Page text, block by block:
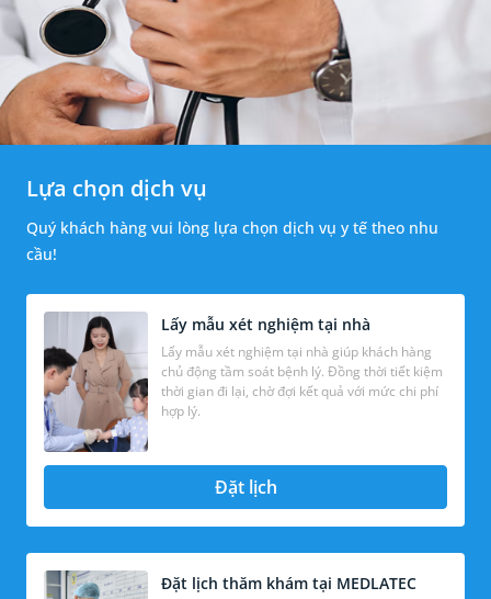
Lựa chọn dịch vụ
Quý khách hàng vui lòng lựa chọn dịch vụ y tế theo nhu
cầu!
Lấy mẫu xét nghiệm tại nhà
Lấy mẫu xét nghiệm tại nhà giúp khách hàng
chủ động tầm soát bệnh lý. Đồng thời tiết kiệm
thời gian đi lại, chờ đợi kết quả với mức chi phí
hợp lý.
Đặt lịch
Đặt lịch thăm khám tại MEDLATEC